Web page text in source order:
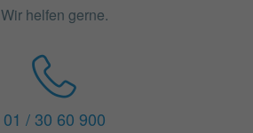
Wir helfen gerne.
01 / 30 60 900